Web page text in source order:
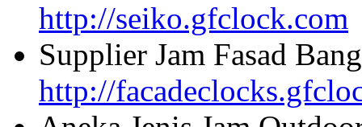
http://seiko.gfclock.com
Supplier Jam Fasad
http://